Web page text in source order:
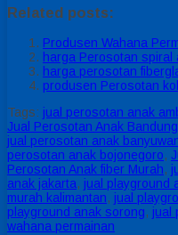
Related posts:
Produsen Wahana
harga Perosotan spiral
harga perosotan
produsen Perosotan
Tags: jual perosotan anak
Jual Perosotan Anak Bandung
jual perosotan anak
perosotan anak bojonegoro,
Perosotan Anak fiber Murah,
anak jakarta, jual playground
murah kalimantan, jual
playground anak sorong, jual
wahana permainan